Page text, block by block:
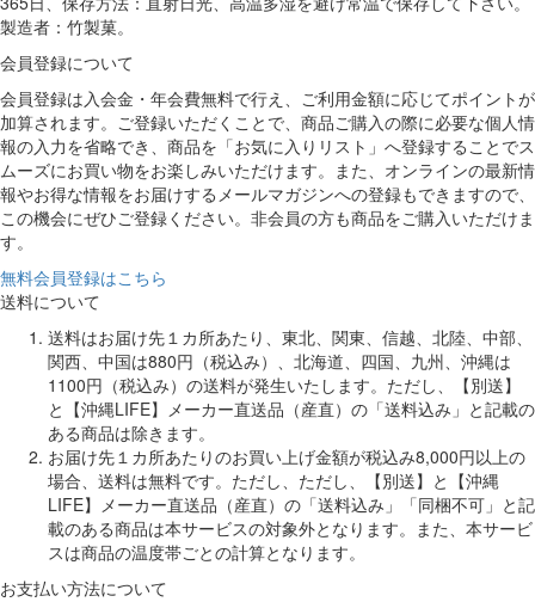
製造者：竹製菓。
会員登録について
会員登録は入会金・年会費無料で行え、ご利用金額に応じてポイントが
加算されます。ご登録いただくことで、商品ご購入の際に必要な個人情
報の入力を省略でき、商品を「お気に入りリスト」へ登録することでス
ムーズにお買い物をお楽しみいただけます。また、オンラインの最新情
報やお得な情報をお届けするメールマガジンへの登録もできますので、
この機会にぜひご登録ください。非会員の方も商品をご購入いただけま
す。
無料会員登録はこちら
送料について
送料はお届け先１カ所あたり、東北、関東、信越、北陸、中部、
関西、中国は880円（税込み）、北海道、四国、九州、沖縄は
1100円（税込み）の送料が発生いたします。ただし、【別送】
と【沖縄LIFE】メーカー直送品（産直）の「送料込み」と記載の
ある商品は除きます。
お届け先１カ所あたりのお買い上げ金額が税込み8,000円以上の
場合、送料は無料です。ただし、ただし、【別送】と【沖縄
LIFE】メーカー直送品（産直）の「送料込み」「同梱不可」と記
載のある商品は本サービスの対象外となります。また、本サービ
スは商品の温度帯ごとの計算となります。
お支払い方法について